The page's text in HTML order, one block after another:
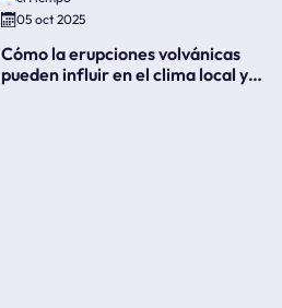
05 oct 2025
Cómo la erupciones volvánicas
pueden influir en el clima local y